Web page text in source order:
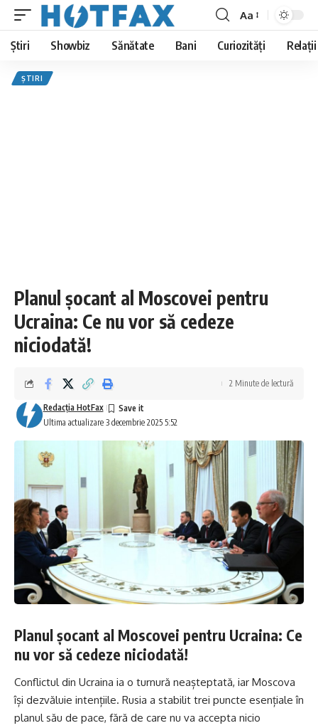
Font
Resizer
Aa
Știri Showbiz Sănătate Bani Curiozități Relații
ȘTIRI
Planul șocant al Moscovei pentru
Ucraina: Ce nu vor să cedeze
niciodată!
Ultima actualizare 3 decembrie 2025 5:52
Redacţia HotFax
2 Minute de lectură
Planul șocant al Moscovei pentru Ucraina: Ce
nu vor să cedeze niciodată!
Conflictul din Ucraina ia o turnură neașteptată, iar Moscova
își dezvăluie intențiile. Rusia a stabilit trei puncte esențiale în
planul său de pace, fără de care nu va accepta nicio